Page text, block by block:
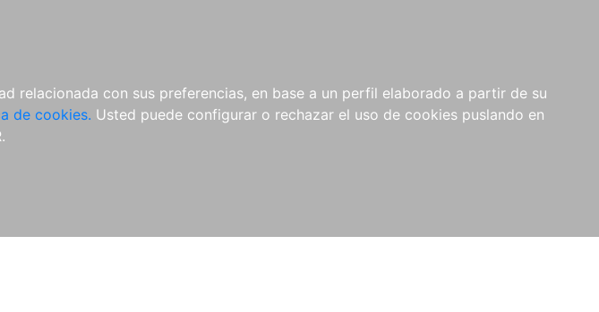
relacionada con sus preferencias, en base a un perfil elaborado a partir de su
de cookies. Usted puede configurar o rechazar el uso de cookies puslando en